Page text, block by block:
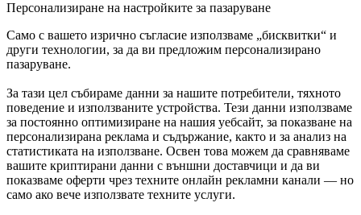
Персонализиране на настройките за пазаруване
Само с вашето изрично съгласие използваме „бисквитки“ и
други технологии, за да ви предложим персонализирано
пазаруване.
За тази цел събираме данни за нашите потребители, тяхното
поведение и използваните устройства. Тези данни използваме
за постоянно оптимизиране на нашия уебсайт, за показване на
персонализирана реклама и съдържание, както и за анализ на
статистиката на използване. Освен това можем да сравняваме
вашите криптирани данни с външни доставчици и да ви
показваме оферти чрез техните онлайн рекламни канали — но
само ако вече използвате техните услуги.